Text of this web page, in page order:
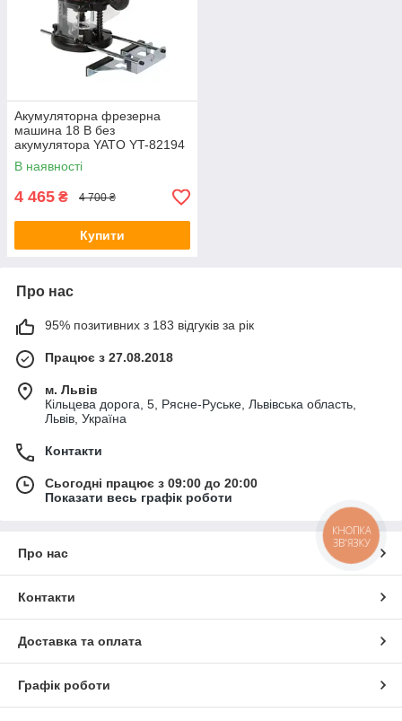
Акумуляторна фрезерна
машина 18 В без
акумулятора YATO YT-82194
В наявності
4 465 ₴ 4 700 ₴
Купити
Про нас
95% позитивних з 183 відгуків за рік
Працює з 27.08.2018
м. Львів
Кільцева дорога, 5, Рясне-Руське, Львівська область,
Львів, Україна
Контакти
Сьогодні працює з 09:00 до 20:00
Показати весь графік роботи
Про нас
Контакти
Доставка та оплата
Графік роботи
КНОПКА
ЗВ'ЯЗКУ